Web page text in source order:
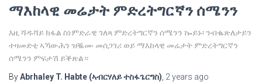
ማእከላዊ መሬታት ምድረትግርኛን ሰሜንን
እዚ ሻዱሻይ ክፋል ስነምድራዊ ገለጻ ምድረትግርኛን ሰሜንን ኰይኑ፡ ንብቈጽለታይን
ተዛመድቲ ኣኻውሕን ዝቘሙ መሰጋገሪ ወይ ማእከላዊ መሬታት ምድረትግርኛን
ሰሜንን ምፍታሽ ይቕጽል።
ByAbrhaley T. Habte (ኣብርሃለይ ተስፋጌርግስ) 2 years ago